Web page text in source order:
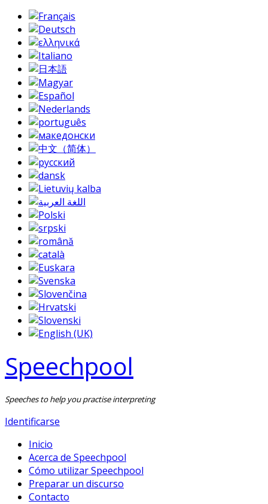
Speechpool
Speeches to help you practise interpreting
Identificarse
Inicio
Acerca de Speechpool
Cómo utilizar Speechpool
Preparar un discurso
Contacto